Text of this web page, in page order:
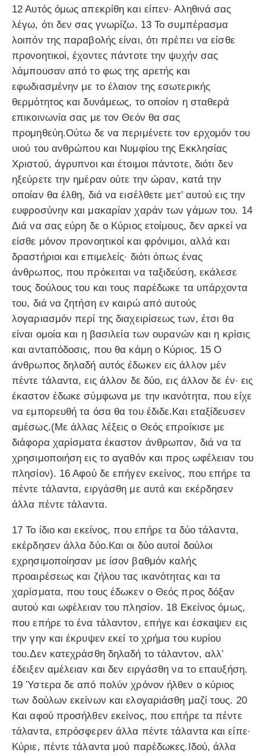
12 Αυτός όμως απεκρίθη και είπεν· Αληθινά σας
λέγω, ότι δεν σας γνωρίζω. 13 Το συμπέρασμα
λοιπόν της παραβολής είναι, ότι πρέπει να είσθε
προνοητικοί, έχοντες πάντοτε την ψυχήν σας
λάμπουσαν από το φως της αρετής και
εφωδιασμένην με το έλαιον της εσωτερικής
θερμότητος και δυνάμεως, το οποίον η σταθερά
επικοινωνία σας με τον Θεόν θα σας
προμηθεύη.Ούτω δε να περιμένετε τον ερχομόν του
υιού του ανθρώπου και Νυμφίου της Εκκλησίας
Χριστού, άγρυπνοι και έτοιμοι πάντοτε, διότι δεν
ηξεύρετε την ημέραν ούτε την ώραν, κατά την
οποίαν θα έλθη, διά να εισέλθετε μετ’ αυτού εις την
ευφροσύνην και μακαρίαν χαράν των γάμων του. 14
Διά να σας εύρη δε ο Κύριος ετοίμους, δεν αρκεί να
είσθε μόνον προνοητικοί και φρόνιμοι, αλλά και
δραστήριοι και επιμελείς· διότι όπως ένας
άνθρωπος, που πρόκειται να ταξιδεύση, εκάλεσε
τους δούλους του και τους παρέδωκε τα υπάρχοντα
του, διά να ζητήση εν καιρώ από αυτούς
λογαριασμόν περί της διαχειρίσεως των, έτσι θα
είναι ομοία και η βασιλεία των ουρανών και η κρίσις
και ανταπόδοσις, που θα κάμη ο Κύριος. 15 Ο
άνθρωπος δηλαδή αυτός έδωκεν εις άλλον μέν
πέντε τάλαντα, εις άλλον δε δύο, εις άλλον δε έν· εις
έκαστον έδωκε σύμφωνα με την ικανότητα, που είχε
να εμπορευθή τα όσα θα του έδιδε.Και εταξίδευσεν
αμέσως.(Με άλλας λέξεις ο Θεός επροίκισε με
διάφορα χαρίσματα έκαστον άνθρωπον, διά να τα
χρησιμοποιήση εις το αγαθόν και προς ωφέλειαν του
πλησίον). 16 Αφού δε επήγεν εκείνος, που επήρε τα
πέντε τάλαντα, ειργάσθη με αυτά και εκέρδησεν
άλλα πέντε τάλαντα.
17 Το ίδιο και εκείνος, που επήρε τα δύο τάλαντα,
εκέρδησεν άλλα δύο.Και οι δύο αυτοί δούλοι
εχρησιμοποίησαν με ίσον βαθμόν καλής
προαιρέσεως και ζήλου τας ικανότητας και τα
χαρίσματα, που τους έδωκεν ο Θεός προς δόξαν
αυτού και ωφέλειαν του πλησίον. 18 Εκείνος όμως,
που επήρε το ένα τάλαντον, επήγε και έσκαψεν εις
την γην και έκρυψεν εκεί το χρήμα του κυρίου
του.Δεν κατεχράσθη δηλαδή το τάλαντον, αλλ’
έδειξεν αμέλειαν και δεν ειργάσθη να το επαυξήση.
19 Ύστερα δε από πολύν χρόνον ήλθεν ο κύριος
των δούλων εκείνων και ελογαριάσθη μαζί τους. 20
Και αφού προσήλθεν εκείνος, που επήρε τα πέντε
τάλαντα, επρόσφερεν άλλα πέντε τάλαντα και είπε·
Κύριε, πέντε τάλαντα μού παρέδωκες.Ιδού, άλλα